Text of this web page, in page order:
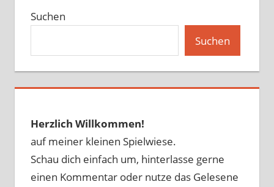
Suchen
Suchen
Herzlich Willkommen!
auf meiner kleinen Spielwiese.
Schau dich einfach um, hinterlasse gerne
einen Kommentar oder nutze das Gelesene